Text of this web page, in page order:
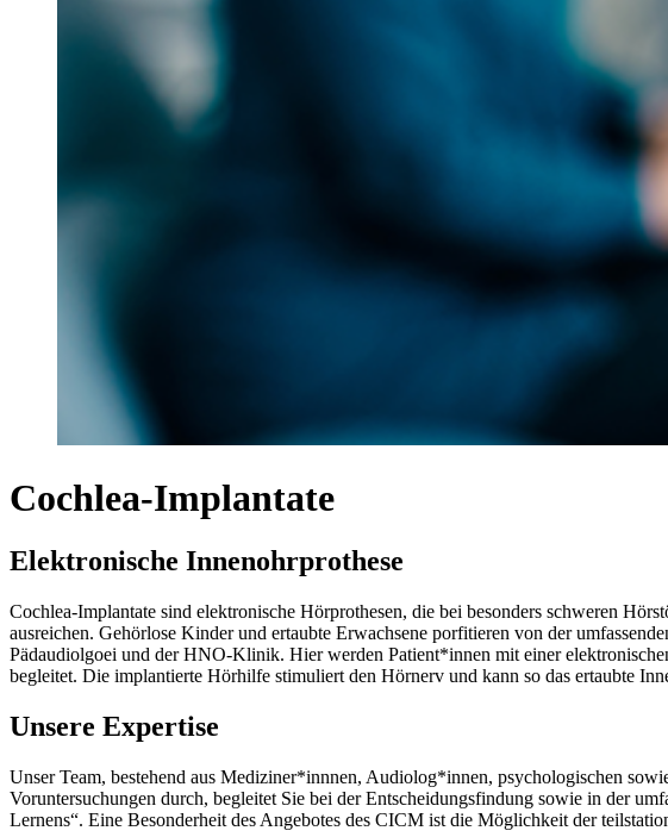
Cochlea-Implantate
Elektronische Innenohrprothese
Cochlea-Implantate sind elektronische Hörprothesen, die bei besonders schweren
ausreichen. Gehörlose Kinder und ertaubte Erwachsene porfitieren von der
Pädaudiolgoei und der HNO-Klinik. Hier werden Patient*innen mit einer
begleitet. Die implantierte Hörhilfe stimuliert den Hörnerv und kann so das ertaubte
Unsere Expertise
Unser Team, bestehend aus Mediziner*innnen, Audiolog*innen, psychologischen
Voruntersuchungen durch, begleitet Sie bei der Entscheidungsfindung sowie in der
Lernens“. Eine Besonderheit des Angebotes des CICM ist die Möglichkeit der